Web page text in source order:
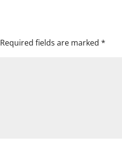
Required fields are marked*